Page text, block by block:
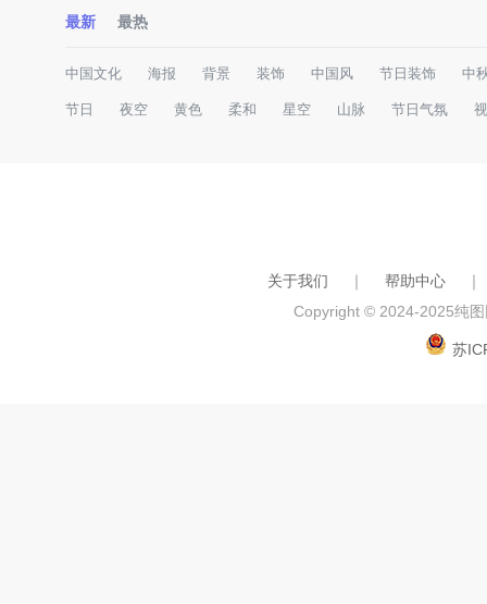
最新 最热
中国文化 海报 背景 装饰 中国风 节日装饰 中
节日 夜空 黄色 柔和 星空 山脉 节日气氛
关于我们 ｜ 帮助中心
｜
Copyright © 2024-2025纯
苏